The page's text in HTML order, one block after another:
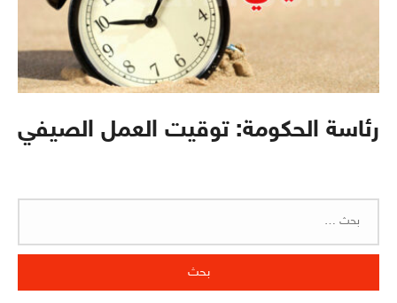
رئاسة الحكومة: توقيت العمل الصيفي